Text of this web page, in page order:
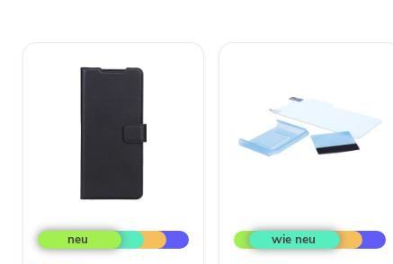
Slim
Wallet
Displayschutz
für